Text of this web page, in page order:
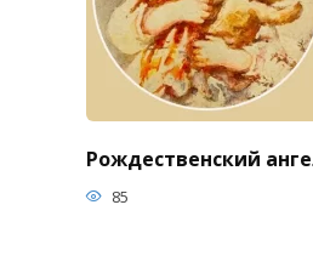
Рождественский
85